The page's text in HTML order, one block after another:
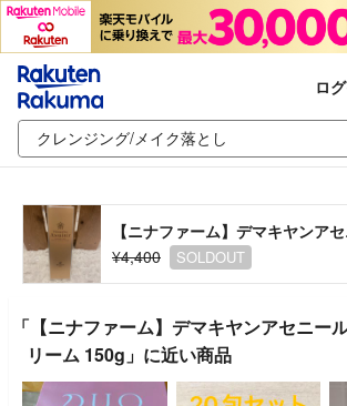
ロ
¥4,400
SOLDOUT
「【ニナファーム】デマキヤンアセニー
リーム 150g」に近い商品